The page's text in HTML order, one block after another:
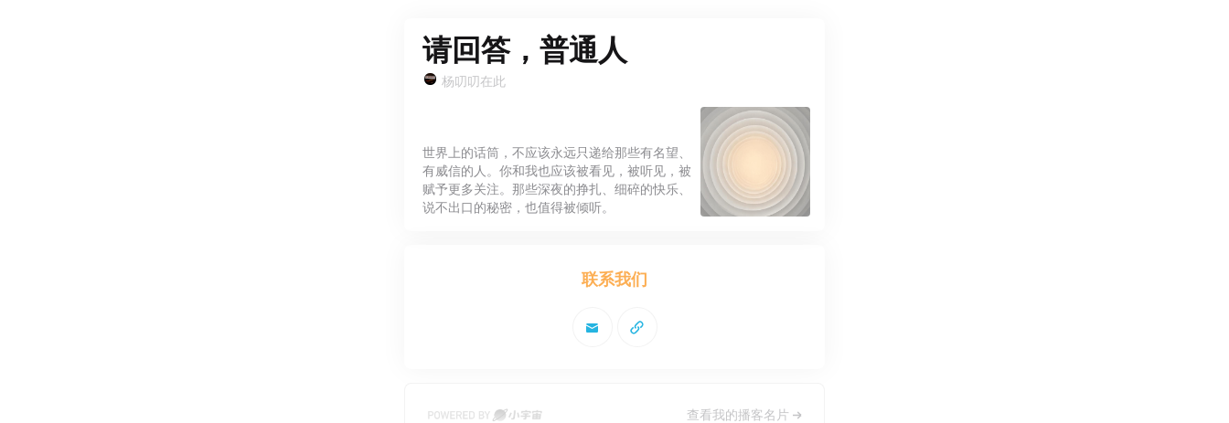
请回答，普通人
杨叨叨在此
世界上的话筒，不应该永远只递给那些有名望、
有威信的人。你和我也应该被看见，被听见，被
赋予更多关注。那些深夜的挣扎、细碎的快乐、
说不出口的秘密，也值得被倾听。
联系我们
查看我的播客名片